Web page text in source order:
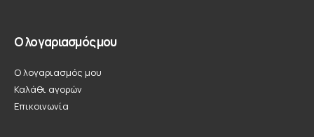
Ο λογαριασμός μου
Ο λογαριασμός μου
Καλάθι αγορών
Επικοινωνία